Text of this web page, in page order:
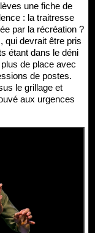
une fiche de
: la traitresse
par la récréation ?
qui devrait être pris
étant dans le déni
de place avec
de postes.
le grillage et
aux urgences